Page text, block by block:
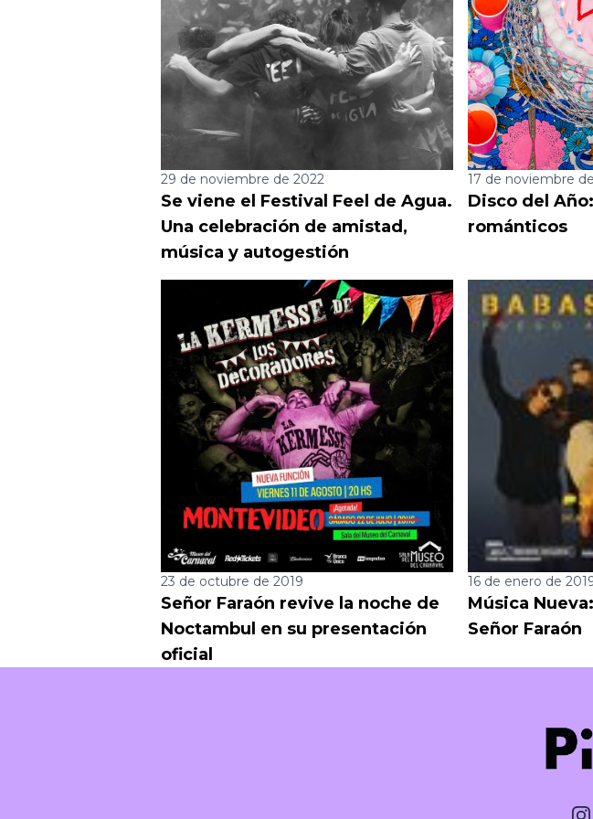
29 de noviembre de 2022
Se viene el Festival Feel de Agua.
Una celebración de amistad,
música y autogestión
17 de noviembre
Disco del
románticos
23 de octubre de 2019
Señor Faraón revive la noche de
Noctambul en su presentación
oficial
16 de enero de
Música
Señor Faraón